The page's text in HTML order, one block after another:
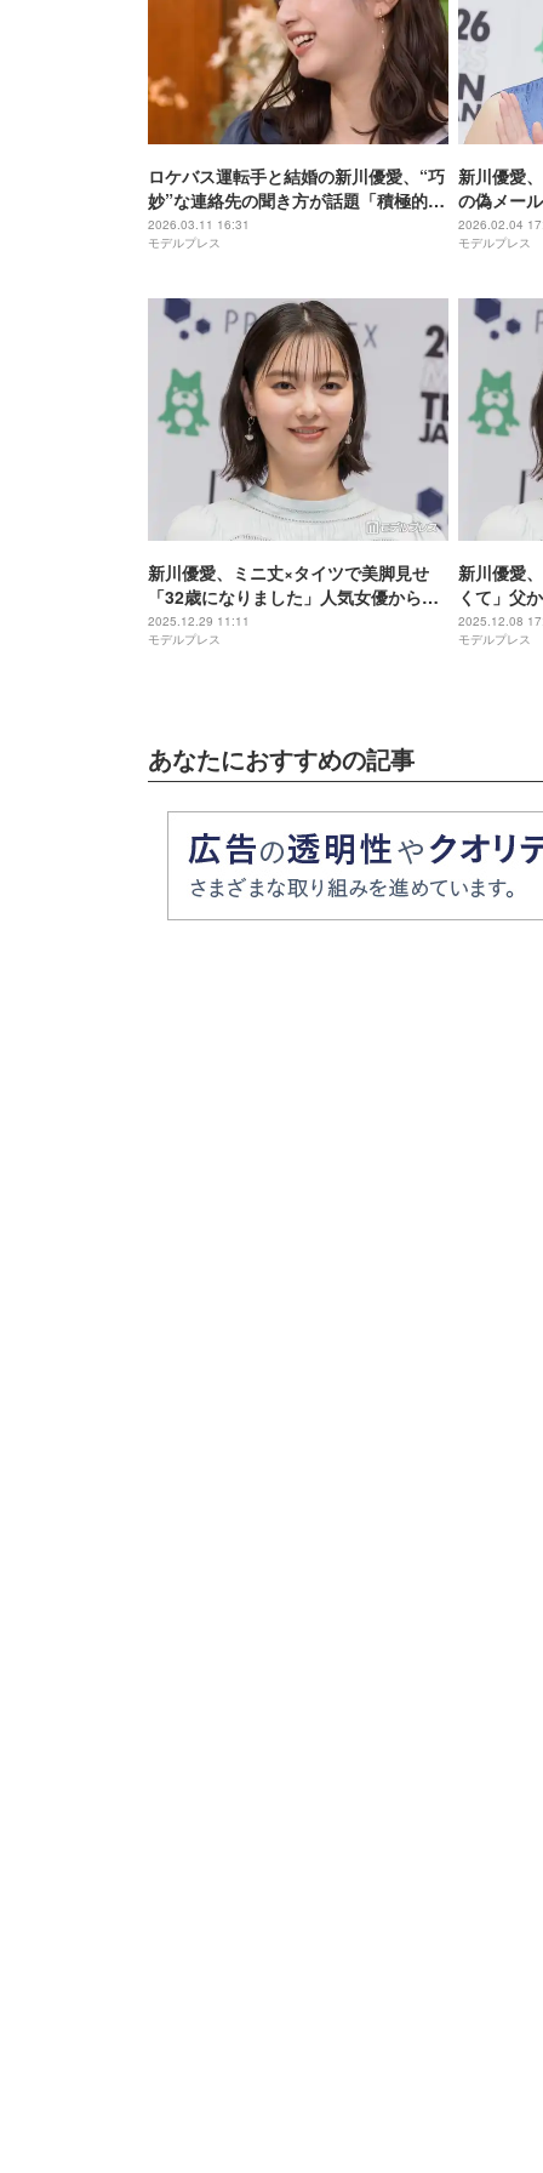
ロケバス運転手と結婚の新川優愛、“巧
妙”な連絡先の聞き方が話題「積極的で
可愛い」「旦那さん羨ましすぎ」
2026.03.11 16:31
モデルプレス
新川優愛
の偽メー
をつけく
2026.02.04
モデルプレス
新川優愛、ミニ丈×タイツで美脚見せ
「32歳になりました」人気女優からの
プレゼントコーデ披露
2025.12.29 11:11
モデルプレス
新川優愛
くて」父
験も
2025.12.08
モデルプレス
あなたにおすすめの記事